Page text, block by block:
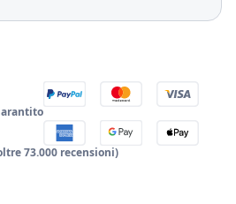
73.000 recensioni)